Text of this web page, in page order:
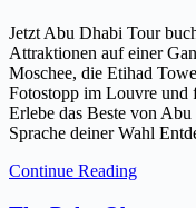
Jetzt Abu Dhabi Tour
Attraktionen auf einer
Moschee, die Etihad
Fotostopp im Louvre und
Erlebe das Beste von
Sprache deiner Wahl
Continue Reading